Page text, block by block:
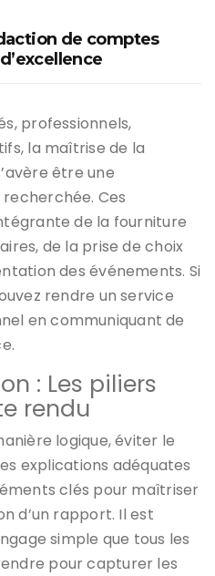
de comptes
professionnels,
la maîtrise de la
être une
Ces
de la fourniture
de la prise de choix
des événements. Si
rendre un service
en communiquant de
: Les piliers
rendu
logique, éviter le
explications adéquates
clés pour maîtriser
d’un rapport. Il est
simple que tous les
pour capturer les